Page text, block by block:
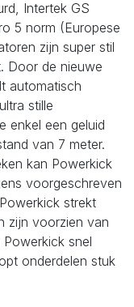
Intertek GS
5 norm (Europese
zijn super stil
Door de nieuwe
automatisch
stille
enkel een geluid
van 7 meter.
kan Powerkick
voorgeschreven
strekt
zijn voorzien van
snel
onderdelen stuk